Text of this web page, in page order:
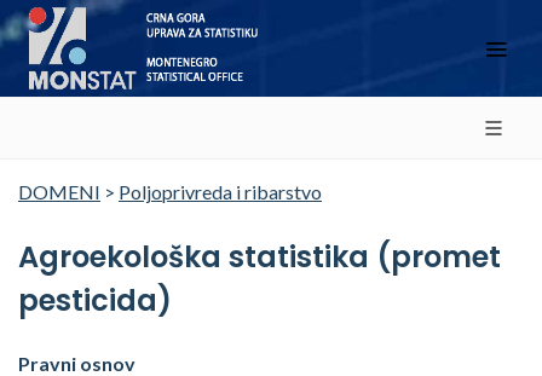
DOMENI > Poljoprivreda i ribarstvo
Agroekološka statistika (promet
pesticida)
Pravni osnov